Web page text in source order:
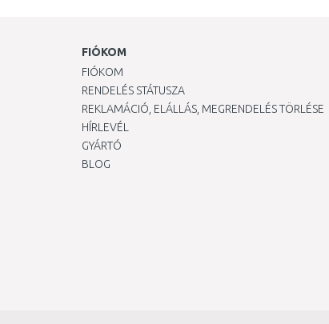
FIÓKOM
FIÓKOM
RENDELÉS STÁTUSZA
REKLAMÁCIÓ, ELÁLLÁS, MEGRENDELÉS TÖRLÉSE
HÍRLEVÉL
GYÁRTÓ
BLOG